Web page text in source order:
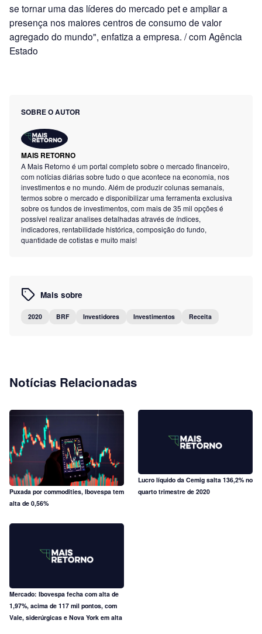
se tornar uma das líderes do mercado pet e ampliar a
presença nos maiores centros de consumo de valor
agregado do mundo", enfatiza a empresa. / com Agência
Estado
SOBRE O AUTOR
MAIS RETORNO
A Mais Retorno é um portal completo sobre o mercado financeiro,
com notícias diárias sobre tudo o que acontece na economia, nos
investimentos e no mundo. Além de produzir colunas semanais,
termos sobre o mercado e disponibilizar uma ferramenta exclusiva
sobre os fundos de investimentos, com mais de 35 mil opções é
possível realizar analises detalhadas através de índices,
indicadores, rentabilidade histórica, composição do fundo,
quantidade de cotistas e muito mais!
Mais sobre
2020 BRF Investidores Investimentos Receita
Notícias Relacionadas
Puxada por commodities, Ibovespa tem
alta de 0,56%
Lucro líquido da Cemig salta 136,2% no
quarto trimestre de 2020
Mercado: Ibovespa fecha com alta de
1,97%, acima de 117 mil pontos, com
Vale, siderúrgicas e Nova York em alta